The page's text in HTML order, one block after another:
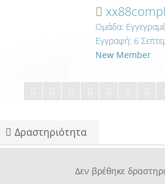
Ομάδα:
Εγγραφή: 6
New Member
Δραστηριότητα
Δεν βρέθηκε